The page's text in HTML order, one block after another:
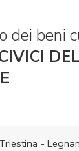
dei beni
-